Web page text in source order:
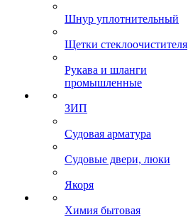
Шнур уплотнительный
Щетки стеклоочистителя
Рукава и шланги
промышленные
ЗИП
Судовая арматура
Судовые двери, люки
Якоря
Химия бытовая